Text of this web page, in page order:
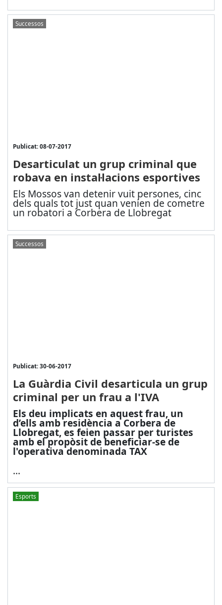
Successos
Publicat: 08-07-2017
Desarticulat un grup criminal que
robava en instal·lacions esportives
Els Mossos van detenir vuit persones, cinc
dels quals tot just quan venien de cometre
un robatori a Corbera de Llobregat
Successos
Publicat: 30-06-2017
La Guàrdia Civil desarticula un grup
criminal per un frau a l'IVA
Els deu implicats en aquest frau, un
d’ells amb residència a Corbera de
Llobregat, es feien passar per turistes
amb el propòsit de beneficiar-se de
l'operativa denominada TAX
...
Esports